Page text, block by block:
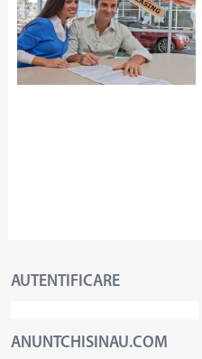
AUTENTIFICARE
ANUNTCHISINAU.COM